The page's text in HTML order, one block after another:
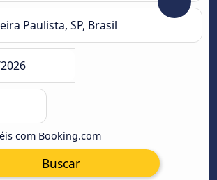
com Booking.com
Buscar